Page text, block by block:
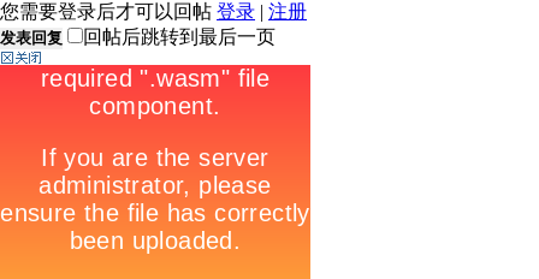
您需要登录后才可以回帖 登录 | 注册
发表回复 回帖后跳转到最后一页